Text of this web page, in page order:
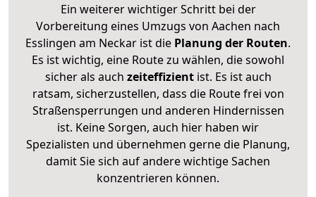
Ein weiterer wichtiger Schritt bei der
Vorbereitung eines Umzugs von Aachen nach
Esslingen am Neckar ist die Planung der Routen.
Es ist wichtig, eine Route zu wählen, die sowohl
sicher als auch zeiteffizientist. Es ist auch
ratsam, sicherzustellen, dass die Route frei von
Straßensperrungen und anderen Hindernissen
ist. Keine Sorgen, auch hier haben wir
Spezialisten und übernehmen gerne die Planung,
damit Sie sich auf andere wichtige Sachen
konzentrieren können.